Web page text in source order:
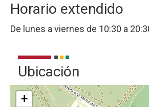
Horario extendido
De lunes a viernes de 10:30 a
Ubicación
+